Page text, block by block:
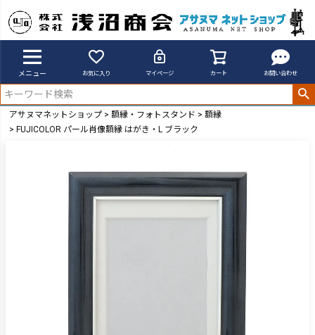
メニュー お気に入り マイページ カート お問い合わせ
アサヌマネットショップ 額縁・フォトスタンド
額縁
FUJICOLOR パール肖像額縁 はがき・L ブラック